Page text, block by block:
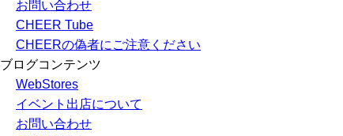
お問い合わせ
CHEER Tube
CHEERの偽者にご注意ください
ブログコンテンツ
WebStores
イベント出店について
お問い合わせ